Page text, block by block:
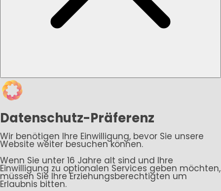
Datenschutz-Präferenz
Wir benötigen Ihre Einwilligung, bevor Sie unsere
Website weiter besuchen können.
Wenn Sie unter 16 Jahre alt sind und Ihre
Einwilligung zu optionalen Services geben möchten,
müssen Sie Ihre Erziehungsberechtigten um
Erlaubnis bitten.